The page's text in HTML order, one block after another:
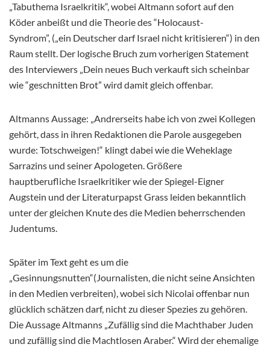
„Tabuthema Israelkritik“, wobei Altmann sofort auf den
Köder anbeißt und die Theorie des “Holocaust-
Syndrom”, („ein Deutscher darf Israel nicht kritisieren“) in den
Raum stellt. Der logische Bruch zum vorherigen Statement
des Interviewers „Dein neues Buch verkauft sich scheinbar
wie “geschnitten Brot” wird damit gleich offenbar.
Altmanns Aussage: „Andrerseits habe ich von zwei Kollegen
gehört, dass in ihren Redaktionen die Parole ausgegeben
wurde: Totschweigen!“ klingt dabei wie die Weheklage
Sarrazins und seiner Apologeten. Größere
hauptberufliche Israelkritiker wie der Spiegel-Eigner
Augstein und der Literaturpapst Grass leiden bekanntlich
unter der gleichen Knute des die Medien beherrschenden
Judentums.
Später im Text geht es um die
„Gesinnungsnutten“(Journalisten, die nicht seine Ansichten
in den Medien verbreiten), wobei sich Nicolai offenbar nun
glücklich schätzen darf, nicht zu dieser Spezies zu gehören.
Die Aussage Altmanns „Zufällig sind die Machthaber Juden
und zufällig sind die Machtlosen Araber.“ Wird der ehemalige